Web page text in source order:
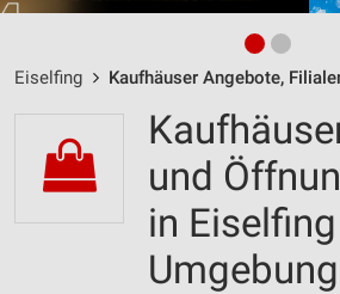
Eiselfing Kaufhäuser Angebote,
und
in
Umgebung